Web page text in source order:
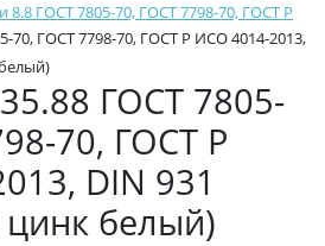
8.8 ГОСТ 7805-70, ГОСТ 7798-70, ГОСТ Р
70, ГОСТ 7798-70, ГОСТ Р ИСО 4014-2013,
ГОСТ 7805-
70, ГОСТ Р
DIN 931
белый)